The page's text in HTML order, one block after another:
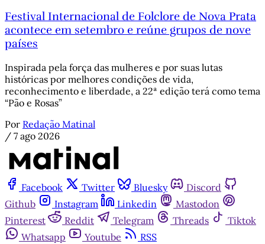
Festival Internacional de Folclore de Nova Prata
acontece em setembro e reúne grupos de nove
países
Inspirada pela força das mulheres e por suas lutas
históricas por melhores condições de vida,
reconhecimento e liberdade, a 22ª edição terá como tema
“Pão e Rosas”
Por Redação Matinal
/ 7 ago 2026
Facebook Twitter Bluesky
Discord
Github
Instagram Linkedin
Mastodon
Pinterest
Reddit Telegram Threads
Tiktok
Whatsapp
Youtube
RSS